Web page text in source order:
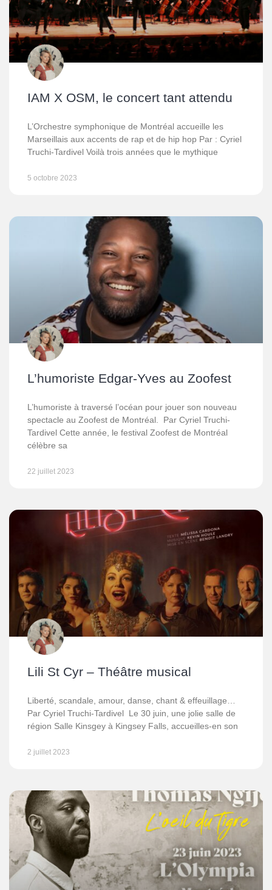
IAM X OSM, le concert tant attendu
L’Orchestre symphonique de Montréal accueille les
Marseillais aux accents de rap et de hip hop Par : Cyriel
Truchi-Tardivel Voilà trois années que le mythique
5 octobre 2023
L’humoriste Edgar-Yves au Zoofest
L’humoriste à traversé l’océan pour jouer son nouveau
spectacle au Zoofest de Montréal. Par Cyriel Truchi-
Tardivel Cette année, le festival Zoofest de Montréal
célèbre sa
22 juillet 2023
Lili St Cyr – Théâtre musical
Liberté, scandale, amour, danse, chant & effeuillage…
Par Cyriel Truchi-Tardivel Le 30 juin, une jolie salle de
région Salle Kinsgey à Kingsey Falls, accueilles-en son
2 juillet 2023